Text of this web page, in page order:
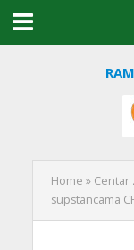
Home » Centar
supstancama